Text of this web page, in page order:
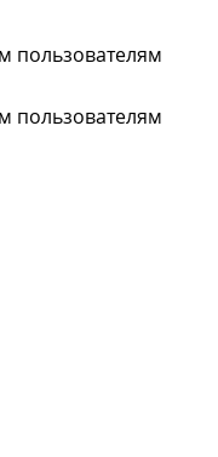
пользователям
пользователям